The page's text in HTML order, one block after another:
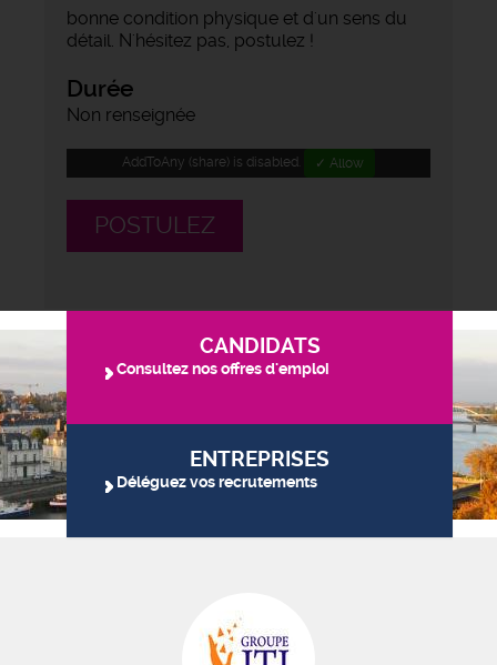
bonne condition physique et d'un sens du
détail. N'hésitez pas, postulez !
Durée
Non renseignée
AddToAny (share) is disabled. ✓ Allow
POSTULEZ
CANDIDATS
Consultez nos offres d'emploi
ENTREPRISES
Déléguez vos recrutements